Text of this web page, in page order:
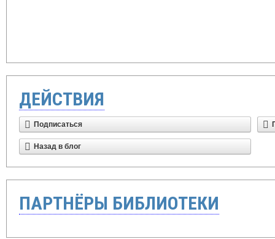
ДЕЙСТВИЯ
Подписаться
Назад в блог
ПАРТНЁРЫ БИБЛИОТЕКИ